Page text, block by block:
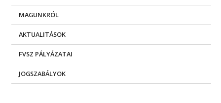
MAGUNKRÓL
AKTUALITÁSOK
FVSZ PÁLYÁZATAI
JOGSZABÁLYOK